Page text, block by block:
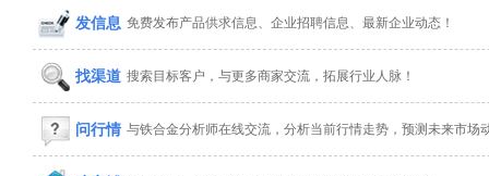
发信息 免费发布产品供求信息、企业招聘信息、最新企业动态！
找渠道 搜索目标客户，与更多商家交流，拓展行业人脉！
问行情 与铁合金分析师在线交流，分析当前行情走势，预测未来市场